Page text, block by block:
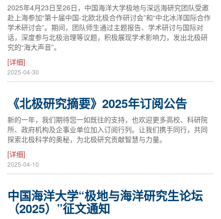
2025年4月23日至26日，中国海洋大学极地与深远海研究团队受邀
赴上海参加“第十届中国-北欧北极合作研讨会”和“中北冰洋国际合作
学术研讨会”。期间，团队师生通过主题报告、学术研讨与国际对
话，深度参与北极治理等议题，积极展现学术影响力，发出北极研
究的“海大声音”。
[详细]
2025-04-30
《北极研究摘要》2025年订阅公告
新的一年，我们期待您一如既往的支持，也欢迎更多高校、科研院
所、政府机构及企事业单位加入订阅行列。让我们携手同行，共同
探索北极科学的奥秘，为北极研究贡献智慧与力量。
[详细]
2025-04-10
中国海洋大学“极地与海洋研究生论坛
（2025）”征文通知